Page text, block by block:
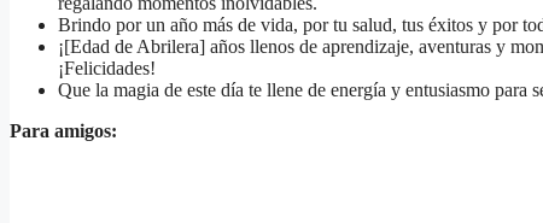
Brindo por un año más de vida, por tu salud, tus éxitos y por
¡[Edad de Abrilera] años llenos de aprendizaje, aventuras y
¡Felicidades!
Que la magia de este día te llene de energía y entusiasmo
Para amigos: